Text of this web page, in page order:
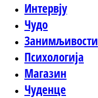
Интервју
Чудо
Занимљивости
Психологија
Магазин
Чуденце